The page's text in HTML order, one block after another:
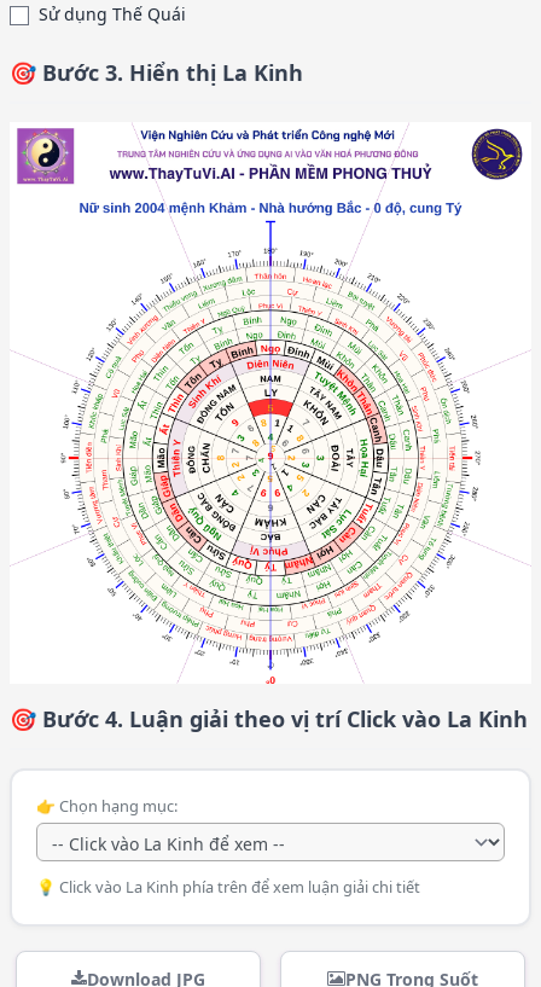
Sử dụng Thế Quái
🎯 Bước 3. Hiển thị La Kinh
🎯 Bước 4. Luận giải theo vị trí Click vào La Kinh
👉 Chọn hạng mục:
💡 Click vào La Kinh phía trên để xem luận giải chi tiết
Download JPG PNG Trong Suốt